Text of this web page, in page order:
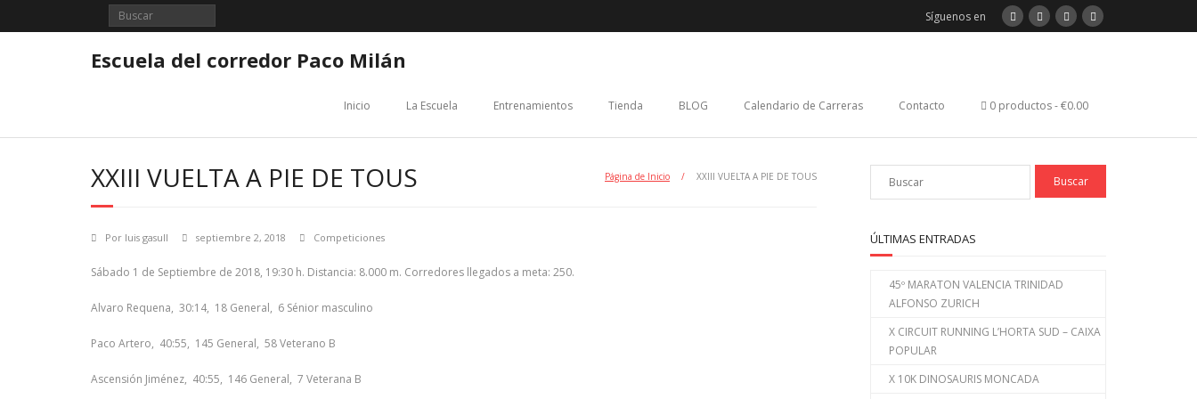
Síguenos en
Escuela del corredor Paco Milán
Inicio La Escuela Entrenamientos Tienda BLOG Calendario de Carreras Contacto 0 productos €0.00
XXIII VUELTA A PIE DE TOUS Página de Inicio / XXIII VUELTA A PIE DE TOUS
Por luis gasull septiembre 2, 2018 Competiciones
Sábado 1 de Septiembre de 2018, 19:30 h. Distancia: 8.000 m. Corredores llegados a meta: 250.
Alvaro Requena, 30:14, 18 General, 6 Sénior masculino
Paco Artero, 40:55, 145 General, 58 Veterano B
Ascensión Jiménez, 40:55, 146 General, 7 Veterana B
ÚLTIMAS ENTRADAS
45º MARATON VALENCIA TRINIDAD
ALFONSO ZURICH
X CIRCUIT RUNNING L’HORTA SUD – CAIXA
POPULAR
X 10K DINOSAURIS MONCADA